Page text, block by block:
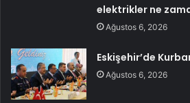
elektrikler ne
Ağustos 6, 2026
Eskişehir’de
Ağustos 6, 2026